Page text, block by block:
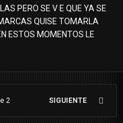
PERO SE V E QUE YA SE
QUISE TOMARLA
ESTOS MOMENTOS LE
SIGUIENTE
2